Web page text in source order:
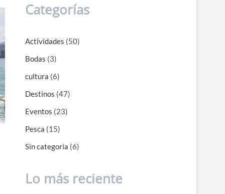
Categorías
Actividades (50)
Bodas (3)
cultura (6)
Destinos (47)
Eventos (23)
Pesca (15)
Sin categoría (6)
Lo más reciente